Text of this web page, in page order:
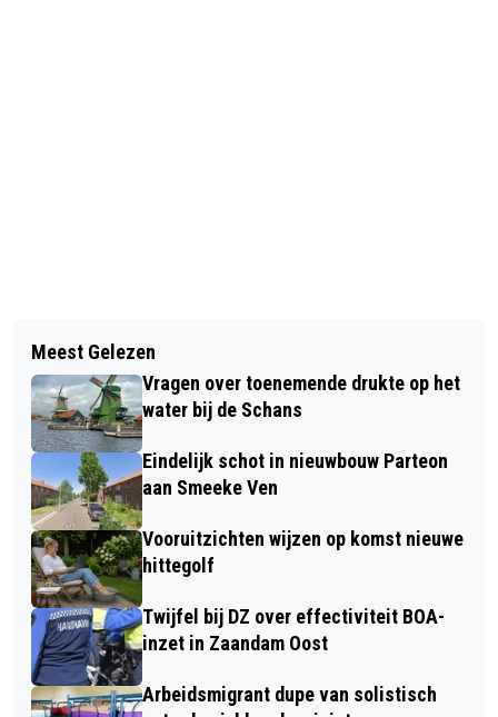
AANPAK BETERE
VERKEERSVEILIGHEID RONDOM
BROMMOBIELEN
AMFITHEATER, THEMATUINEN
DARWINPARK OPGEKNAPT; PLUKTUIN
AANGELEGD
Meest Gelezen
Vragen over toenemende drukte op het
water bij de Schans
Eindelijk schot in nieuwbouw Parteon
aan Smeeke Ven
Vooruitzichten wijzen op komst nieuwe
hittegolf
Twijfel bij DZ over effectiviteit BOA-
inzet in Zaandam Oost
Arbeidsmigrant dupe van solistisch